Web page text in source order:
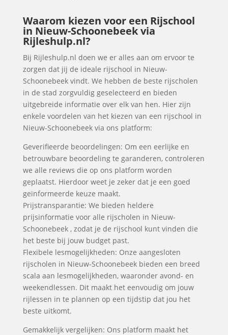
Waarom kiezen voor een Rijschool
in Nieuw-Schoonebeek via
Rijleshulp.nl?
Bij Rijleshulp.nl doen we er alles aan om ervoor te
zorgen dat jij de ideale rijschool in Nieuw-
Schoonebeek vindt. We hebben de beste rijscholen
in de stad zorgvuldig geselecteerd en bieden
uitgebreide informatie over elk van hen. Hier zijn
enkele voordelen van het kiezen van een rijschool in
Nieuw-Schoonebeek via ons platform:
Geverifieerde beoordelingen: Om een eerlijke en
betrouwbare beoordeling te garanderen, controleren
we alle reviews die op ons platform worden
geplaatst. Hierdoor weet je zeker dat je een goed
geïnformeerde keuze maakt.
Prijstransparantie: We bieden heldere
prijsinformatie voor alle rijscholen in Nieuw-
Schoonebeek , zodat je de rijschool kunt vinden die
het beste bij jouw budget past.
Flexibele lesmogelijkheden: Onze aangesloten
rijscholen in Nieuw-Schoonebeek bieden een breed
scala aan lesmogelijkheden, waaronder avond- en
weekendlessen. Dit maakt het eenvoudig om jouw
rijlessen in te plannen op een tijdstip dat jou het
beste uitkomt.
Gemakkelijk vergelijken: Ons platform maakt het